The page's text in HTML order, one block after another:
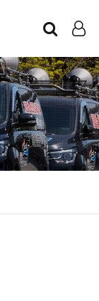
인트라넷
LOG IN